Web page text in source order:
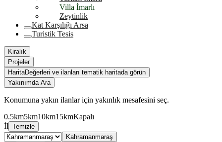
Villa İmarlı
Zeytinlik
Kat Karşılığı Arsa
Turistik Tesis
Kiralık
Projeler
HaritaDeğerleri ve ilanları tematik haritada görün
Yakınımda Ara
Konumuna yakın ilanlar için yakınlık mesafesini seç.
0.5km5km10km15kmKapalı
İl Temizle
Kahramanmaraş